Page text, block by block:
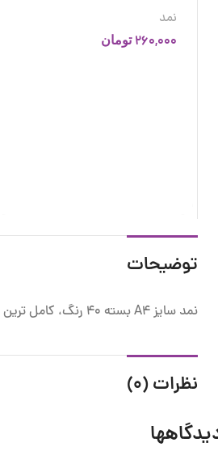
نمد
260,000 تومان
توضیحات
نمد سایز A4 بسته 40 رنگ، کامل ترین پک از نظر تنوع رنگ در بین نمد های برش خورده در بازار ایران است
نظرات (0)